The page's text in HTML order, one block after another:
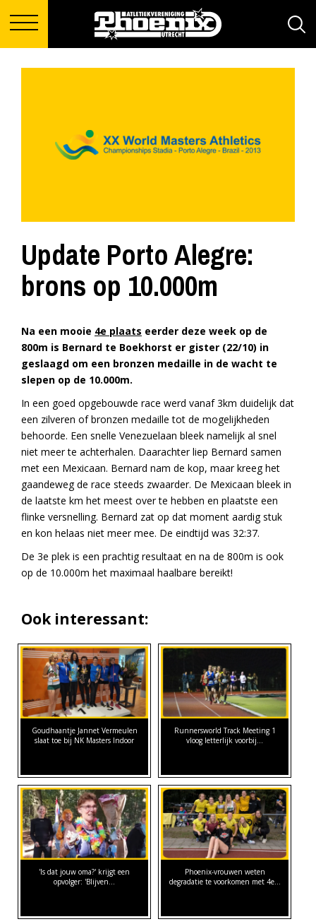
Update Porto Alegre:
brons op 10.000m
Na een mooie 4e plaats eerder deze week op de
800m is Bernard te Boekhorst er gister (22/10) in
geslaagd om een bronzen medaille in de wacht te
slepen op de 10.000m.
In een goed opgebouwde race werd vanaf 3km duidelijk dat
een zilveren of bronzen medaille tot de mogelijkheden
behoorde. Een snelle Venezuelaan bleek namelijk al snel
niet meer te achterhalen. Daarachter liep Bernard samen
met een Mexicaan. Bernard nam de kop, maar kreeg het
gaandeweg de race steeds zwaarder. De Mexicaan bleek in
de laatste km het meest over te hebben en plaatste een
flinke versnelling. Bernard zat op dat moment aardig stuk
en kon helaas niet meer mee. De eindtijd was 32:37.
De 3e plek is een prachtig resultaat en na de 800m is ook
op de 10.000m het maximaal haalbare bereikt!
Ook interessant:
Goudhaantje Jannet Vermeulen
slaat toe bij NK Masters Indoor
Runnersworld Track Meeting 1
vloog letterlijk voorbij...
'Is dat jouw oma?' krijgt een
opvolger: 'Blijven…
Phoenix-vrouwen weten
degradatie te voorkomen met 4e…